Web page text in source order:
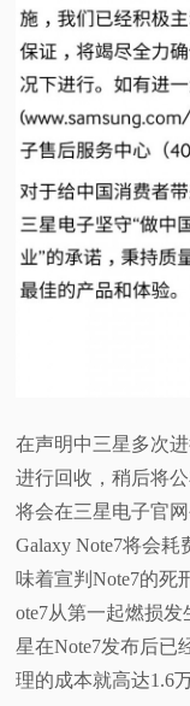
在声明中三星多次
进行回收，稍后将
将会在三星电子官
Galaxy Note7将会
味着宣判Note7的死
ote7从第一起燃损
星在Note7发布后已
理的成本就高达1.6